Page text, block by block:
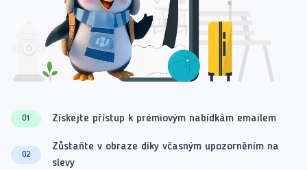
01 Získejte přístup k prémiovým nabídkám emailem
02
Zůstaňte v obraze díky včasným upozorněním na
slevy